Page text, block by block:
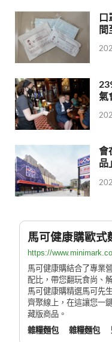
口
間
氣
會
品
馬可健康購歐式
https://
馬可健康購結合了專業
配比，帶您翻玩食尚、
馬可健康購精選馬可先
齊聚線上，在這讓您一
藏版商品。
雜糧麵包
雜糧麵包